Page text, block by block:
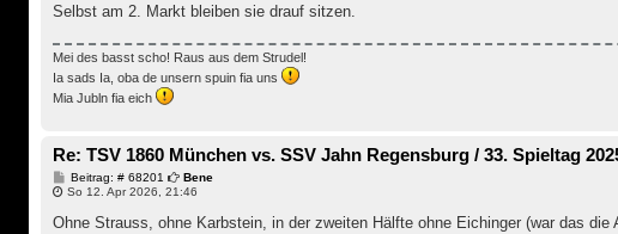
Selbst am 2. Markt bleiben sie drauf sitzen.
Mei des basst scho! Raus aus dem Strudel!
Ia sads Ia, oba de unsern spuin fia uns
Mia Jubln fia eich
Re: TSV 1860 München vs. SSV Jahn Regensburg / 33. Spieltag
Beitrag: # 68201 B
e
t
Bene
So 12. Apr 2026, 21:46
Ohne Strauss, ohne Karbstein, in der zweiten Hälfte ohne Eichinger (war das